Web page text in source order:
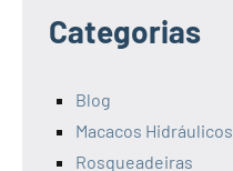
Categorias
Blog
Macacos Hidráulicos
Rosqueadeiras